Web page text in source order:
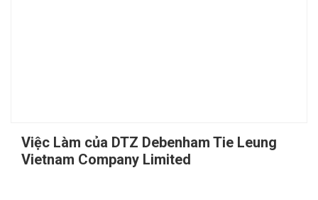
Việc Làm của DTZ Debenham Tie Leung
Vietnam Company Limited